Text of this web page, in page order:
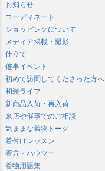
お知らせ
コーディネート
ショッピングについて
メディア掲載・撮影
仕立て
催事イベント
初めて訪問してくださった方へ
和装ライフ
新商品入荷・再入荷
来店や催事でのご相談
気ままな着物トーク
着付けレッスン
着方・ハウツー
着物用語集